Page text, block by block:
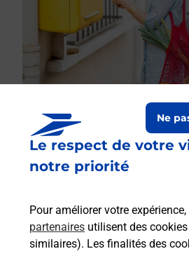
Le respect de votre
notre priorité
Pour améliorer votre
partenaires utilisent des
similaires). Les finalités des
Ne
Boîte aux lettres La
7 Rue Saint Martin
50530 Lolif
Le lien s'ouvre dans un nouvel onglet